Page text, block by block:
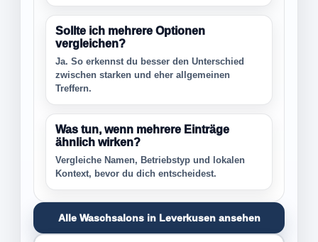
Sollte ich mehrere Optionen
vergleichen?
Ja. So erkennst du besser den Unterschied
zwischen starken und eher allgemeinen
Treffern.
Was tun, wenn mehrere Einträge
ähnlich wirken?
Vergleiche Namen, Betriebstyp und lokalen
Kontext, bevor du dich entscheidest.
Alle Waschsalons in Leverkusen ansehen